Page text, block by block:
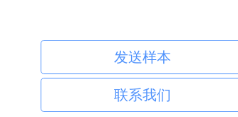
发送样本
联系我们